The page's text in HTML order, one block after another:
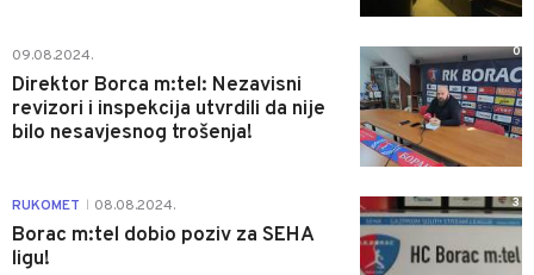
09.08.2024.
Direktor Borca m:tel: Nezavisni
revizori i inspekcija utvrdili da nije
bilo nesavjesnog trošenja!
0
RUKOMET 08.08.2024.
Borac m:tel dobio poziv za SEHA
ligu!
3